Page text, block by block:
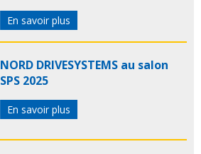
En savoir plus
NORD DRIVESYSTEMS au salon
SPS 2025
En savoir plus